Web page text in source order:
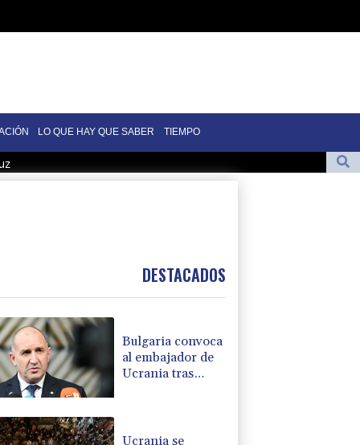
LO QUE HAY QUE SABER TIEMPO
el hombre detrás del ídolo mundial
a llevar casco ante aumento de lesiones
DESTACADOS
Bulgaria convoca
al embajador de
Ucrania tras
Ucrania se